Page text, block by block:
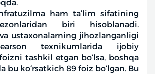
ham ta’lim sifatining
biri hisoblanadi.
ustaxonalarning jihozlanganligi
texnikumlarida ijobiy
tashkil etgan bo‘lsa, boshqa
bu ko‘rsatkich 89 foiz bo‘lgan. Bu